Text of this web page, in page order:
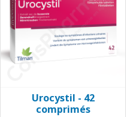
Urocystil - 42
comprimés